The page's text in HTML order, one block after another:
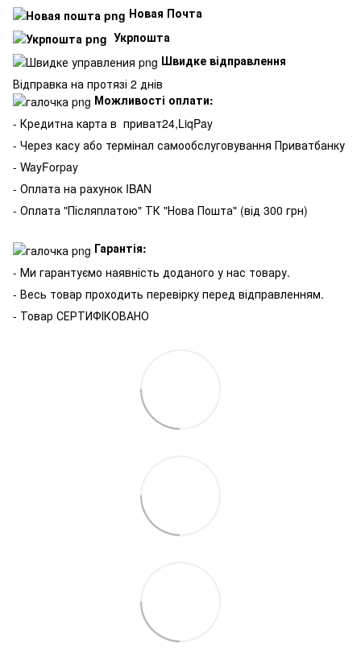
Новая Почта
Укрпошта
Швидке відправлення
Відправка на протязі 2 днів
Можливості оплати:
- Кредитна карта в приват24,LiqPay
- Через касу або термінал самообслуговування Приватбанку
- WayForpay
- Оплата на рахунок IBAN
- Оплата "Післяплатою" ТК "Нова Пошта" (від 300 грн)
Гарантія:
- Ми гарантуємо наявність доданого у нас товару.
- Весь товар проходить перевірку перед відправленням.
- Товар СЕРТИФІКОВАНО